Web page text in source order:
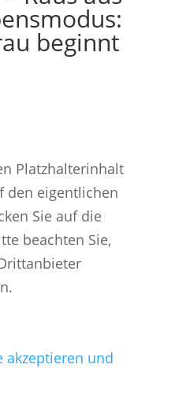
beginnt
Platzhalterinhalt
den eigentlichen
Sie auf die
beachten Sie,
akzeptieren und